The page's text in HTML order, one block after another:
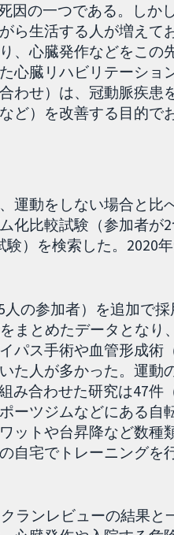
因の一つである。しか
ら生活する人が増えて
、心臓発作などをこの
心臓リハビリテーショ
わせ）は、冠動脈疾患
ど）を改善する目的で
運動をしない場合と比
化比較試験（参加者が
）を検索した。2020
の参加者）を追加で
まとめたデータとなり
パス手術や血管形成術
た人が多かった。運動
み合わせた研究は47件
ーツジムなどにある自
ットや台昇降など数種
自宅でトレーニングを
ランレビューの結果